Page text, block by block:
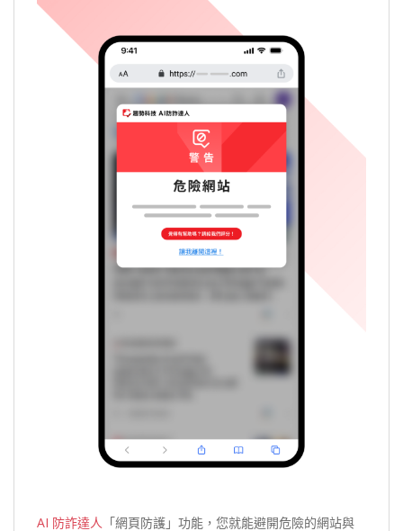
AI 防詐達人 「網頁防護」功能，您就能避開危險的網站與